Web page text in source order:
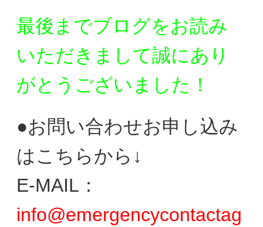
最後までブログをお読み
いただきまして誠にあり
がとう ございました！
●お問い合わせお申し込み
はこちらから↓
E-MAIL：
info@emergencycontactag